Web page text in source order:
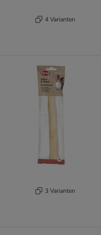
4 Varianten
3 Varianten